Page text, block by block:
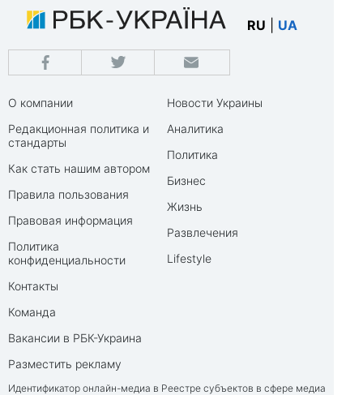
RU UA
О компании
Редакционная политика и
стандарты
Как стать нашим автором
Правила пользования
Правовая информация
Политика
конфиденциальности
Контакты
Команда
Вакансии в РБК-Украина
Разместить рекламу
Новости Украины
Аналитика
Политика
Бизнес
Жизнь
Развлечения
Lifestyle
Идентификатор онлайн-медиа в Реестре субъектов в сфере медиа